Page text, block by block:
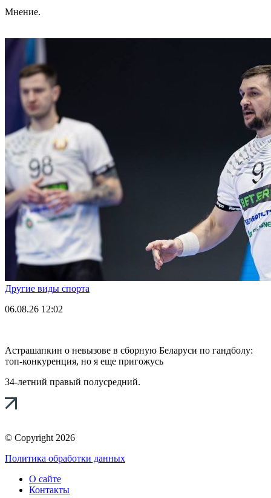
Мнение.
Другие виды спорта
06.08.26 12:02
Астрашапкин о невызове в сборную Беларуси по гандболу:
топ-конкуренция, но я еще пригожусь
34-летний правый полусредний.
© Copyright 2026
Политика обработки данных
О сайте
Контакты